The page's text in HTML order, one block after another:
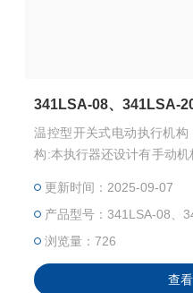
温控型开关式电动执行机构
构:本执行器还设计有手动机
更新时间：2025-09-07
产品型号：341LSA-08、
浏览量：726
查